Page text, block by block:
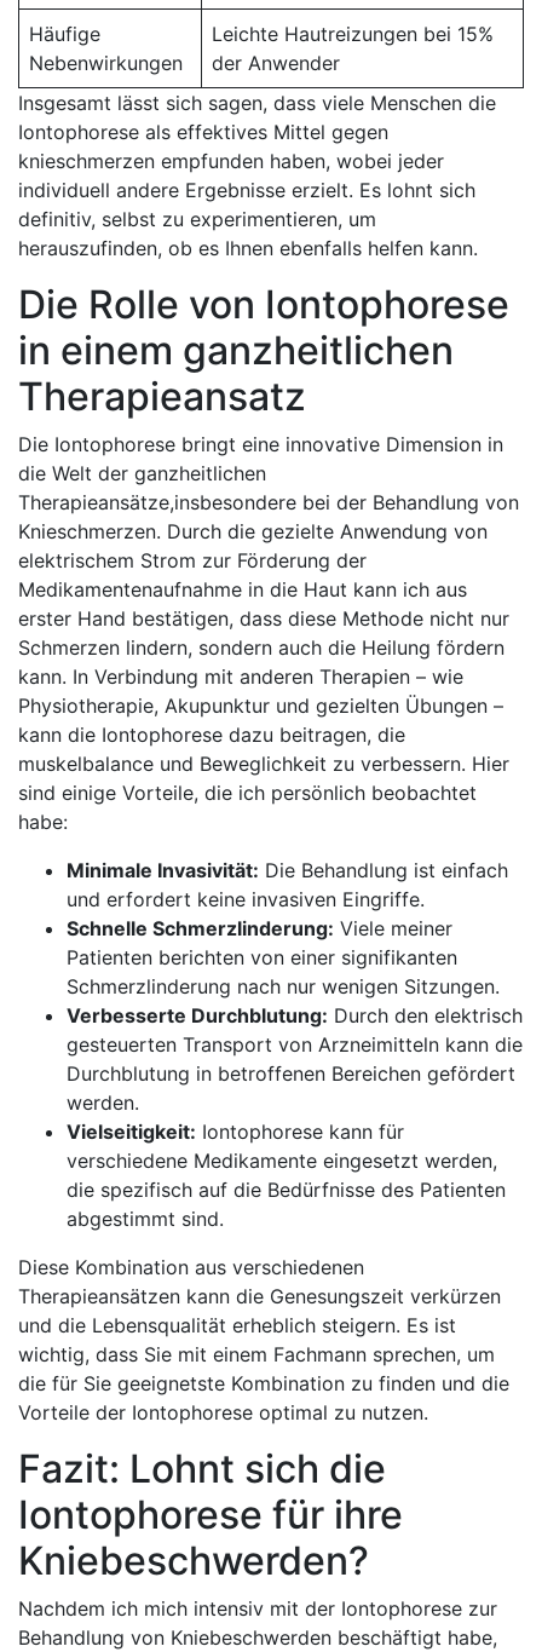
Häufige
Nebenwirkungen
Leichte Hautreizungen‌ bei 15%
der⁢ Anwender
Insgesamt lässt sich sagen,‌ dass viele Menschen die
Iontophorese⁣ als effektives Mittel gegen
knieschmerzen ‍empfunden‌ haben, wobei jeder
individuell andere Ergebnisse ⁤erzielt. Es lohnt sich
definitiv, selbst zu experimentieren, um⁤
herauszufinden, ob es Ihnen ebenfalls helfen‌ kann.
Die ‍Rolle von Iontophorese
in einem ​ganzheitlichen⁤
Therapieansatz
Die Iontophorese bringt eine ⁢innovative Dimension in
die Welt der​ ganzheitlichen
Therapieansätze,insbesondere bei ‌der⁢ Behandlung von
Knieschmerzen. Durch die gezielte Anwendung von
elektrischem Strom zur Förderung der⁣
Medikamentenaufnahme in die Haut kann ich ‍aus
erster⁤ Hand bestätigen, dass diese Methode ⁢nicht​ nur
⁣Schmerzen‌ lindern, sondern auch die Heilung fördern
kann.‌ In Verbindung mit anderen ⁤Therapien – wie
Physiotherapie,‌ Akupunktur‍ und gezielten ‍Übungen –
kann die Iontophorese dazu beitragen, die
muskelbalance und Beweglichkeit zu‌ verbessern. Hier
sind einige Vorteile,‌ die ich‍ persönlich beobachtet
habe:
Minimale Invasivität: Die Behandlung ist‌ einfach
⁣und erfordert⁤ keine invasiven ⁢Eingriffe.
Schnelle Schmerzlinderung: Viele​ meiner
‌Patienten berichten von einer signifikanten
⁣Schmerzlinderung nach nur wenigen Sitzungen.
Verbesserte Durchblutung: Durch ⁣den elektrisch
gesteuerten Transport von Arzneimitteln⁢ kann die
Durchblutung in betroffenen Bereichen gefördert
werden.
Vielseitigkeit: Iontophorese kann für
verschiedene⁤ Medikamente eingesetzt werden,
⁣die‍ spezifisch auf‌ die Bedürfnisse des Patienten
‌abgestimmt sind.
Diese Kombination aus verschiedenen
Therapieansätzen kann die ⁣Genesungszeit verkürzen
und die ‍Lebensqualität erheblich steigern. Es ⁢ist
wichtig,‌ dass ‍Sie mit einem Fachmann‍ sprechen, um
die für Sie geeignetste Kombination zu finden und die
Vorteile der Iontophorese optimal zu nutzen.
Fazit: Lohnt sich die
‍Iontophorese⁣ für ihre
Kniebeschwerden?
Nachdem ich mich intensiv mit der Iontophorese ‍zur
Behandlung​ von Kniebeschwerden beschäftigt habe,⁤